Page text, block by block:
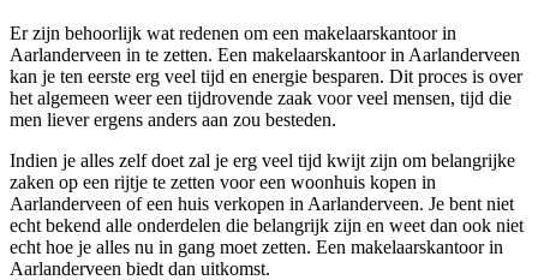
Er zijn behoorlijk wat redenen om een makelaarskantoor in
Aarlanderveen in te zetten. Een makelaarskantoor in Aarlanderveen
kan je ten eerste erg veel tijd en energie besparen. Dit proces is over
het algemeen weer een tijdrovende zaak voor veel mensen, tijd die
men liever ergens anders aan zou besteden.
Indien je alles zelf doet zal je erg veel tijd kwijt zijn om belangrijke
zaken op een rijtje te zetten voor een woonhuis kopen in
Aarlanderveen of een huis verkopen in Aarlanderveen. Je bent niet
echt bekend alle onderdelen die belangrijk zijn en weet dan ook niet
echt hoe je alles nu in gang moet zetten. Een makelaarskantoor in
Aarlanderveen biedt dan uitkomst.